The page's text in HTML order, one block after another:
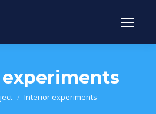
: Interior experiments